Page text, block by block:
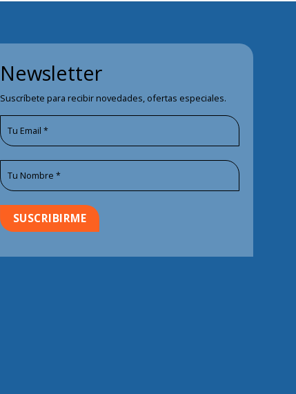
Newsletter
Suscríbete para recibir novedades, ofertas especiales.